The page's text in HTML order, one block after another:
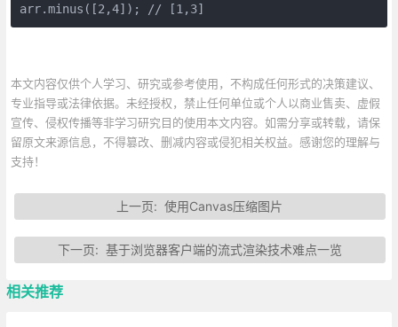
arr.minus([2,4]); // [1,3]
本文内容仅供个人学习、研究或参考使用，不构成任何形式的决策建议、
专业指导或法律依据。未经授权，禁止任何单位或个人以商业售卖、虚假
宣传、侵权传播等非学习研究目的使用本文内容。如需分享或转载，请保
留原文来源信息，不得篡改、删减内容或侵犯相关权益。感谢您的理解与
支持！
上一页:使用Canvas压缩图片
下一页: 基于浏览器客户端的流式渲染技术难点一览
相关推荐